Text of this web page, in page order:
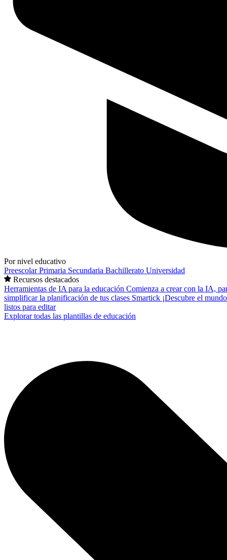
Por nivel educativo
PreescolarPrimaria Secundaria Bachillerato Universidad
Recursos destacados
Herramientas de IA para la educación Comienza a crear con la IA,
simplificar la planificación de tus clases Smartick ¡Descubre el
listos para editar
Explorar todas las plantillas de educación